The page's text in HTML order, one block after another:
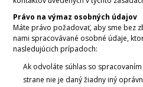
Právo na výmaz osobných údajov
Máte právo požadovať, aby sme bez
nami spracovávané osobné údaje,
nasledujúcich prípadoch:
Ak odvoláte súhlas so
strane nie je daný žiadny iný